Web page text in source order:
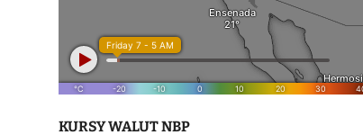
KURSY WALUT NBP